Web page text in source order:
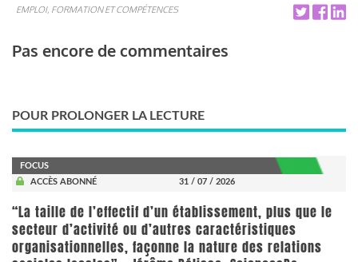
EMPLOI, FORMATION ET COMPÉTENCES
Pas encore de commentaires
POUR PROLONGER LA LECTURE
FOCUS
ACCÈS ABONNÉ
31 / 07 / 2026
“La taille de l’effectif d’un établissement, plus que le
secteur d’activité ou d’autres caractéristiques
organisationnelles, façonne la nature des relations